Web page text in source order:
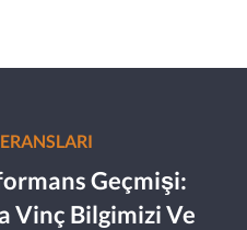
Geçmişi:
Vinç Bilgimizi Ve